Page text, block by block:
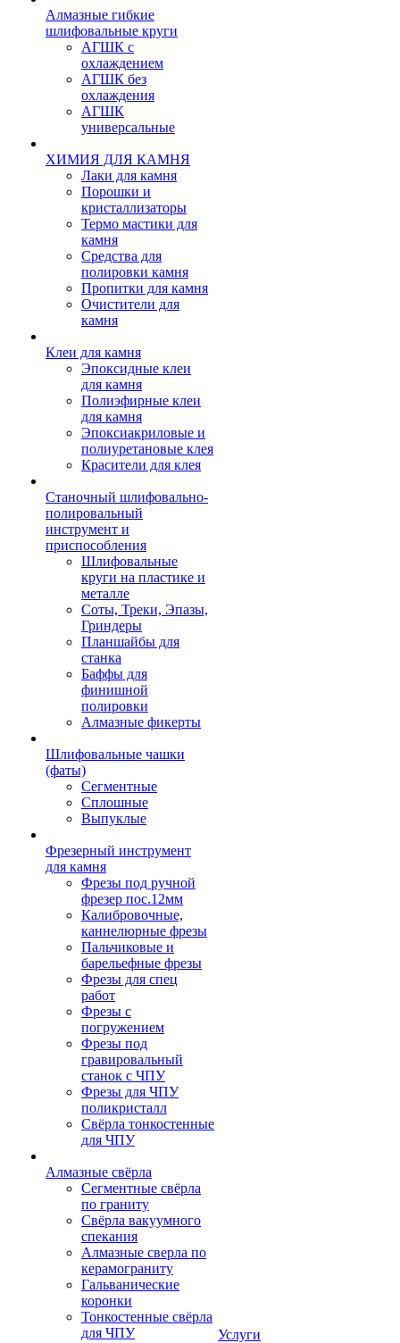
Алмазные гибкие
шлифовальные круги
АГШК с
охлаждением
АГШК без
охлаждения
АГШК
универсальные
ХИМИЯ ДЛЯ КАМНЯ
Лаки для камня
Порошки и
кристаллизаторы
Термо мастики для
камня
Средства для
полировки камня
Пропитки для камня
Очистители для
камня
Клеи для камня
Эпоксидные клеи
для камня
Полиэфирные клеи
для камня
Эпоксиакриловые и
полиуретановые клея
Красители для клея
Станочный шлифовально-
полировальный
инструмент и
приспособления
Шлифовальные
круги на пластике и
металле
Соты, Треки, Эпазы,
Гриндеры
Планшайбы для
станка
Баффы для
финишной
полировки
Алмазные фикерты
Шлифовальные чашки
(фаты)
Сегментные
Сплошные
Выпуклые
Фрезерный инструмент
для камня
Фрезы под ручной
фрезер пос.12мм
Калибровочные,
каннелюрные фрезы
Пальчиковые и
барельефные фрезы
Фрезы для спец
работ
Фрезы с
погружением
Фрезы под
гравировальный
станок с ЧПУ
Фрезы для ЧПУ
поликристалл
Свёрла тонкостенные
для ЧПУ
Алмазные свёрла
Сегментные свёрла
по граниту
Свёрла вакуумного
спекания
Алмазные сверла по
керамограниту
Гальванические
коронки
Тонкостенные свёрла
для ЧПУ
Услуги